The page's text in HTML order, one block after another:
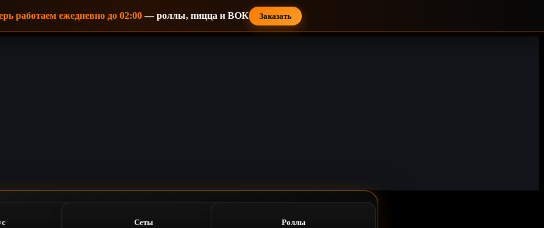
Сеты Роллы
работаем ежедневно до 02:00— роллы, пицца и ВОК Заказать